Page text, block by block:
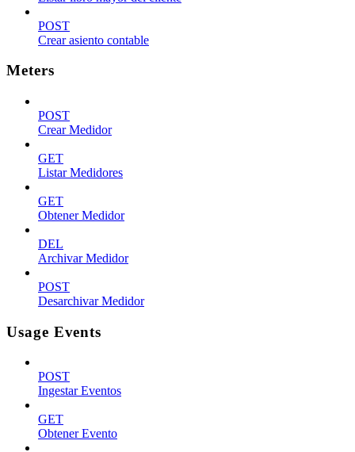
POST
Crear asiento contable
Meters
POST
Crear Medidor
GET
Listar Medidores
GET
Obtener Medidor
DEL
Archivar Medidor
POST
Desarchivar Medidor
Usage Events
POST
Ingestar Eventos
GET
Obtener Evento